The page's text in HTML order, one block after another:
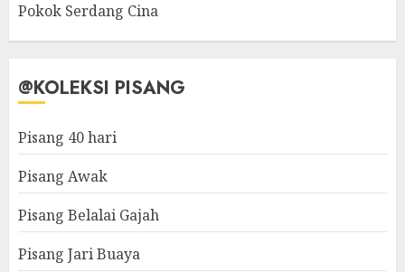
Pokok Serdang Cina
@KOLEKSI PISANG
Pisang 40 hari
Pisang Awak
Pisang Belalai Gajah
Pisang Jari Buaya